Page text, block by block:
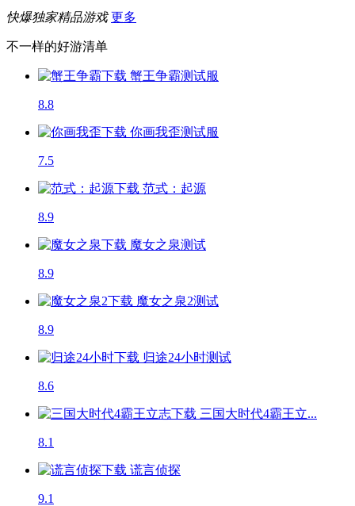
快爆独家精品游戏 更多
不一样的好游清单
蟹王争霸测试服
8.8
你画我歪测试服
7.5
范式：起源
8.9
魔女之泉测试
8.9
魔女之泉2测试
8.9
归途24小时测试
8.6
三国大时代4霸王立...
8.1
谎言侦探
9.1